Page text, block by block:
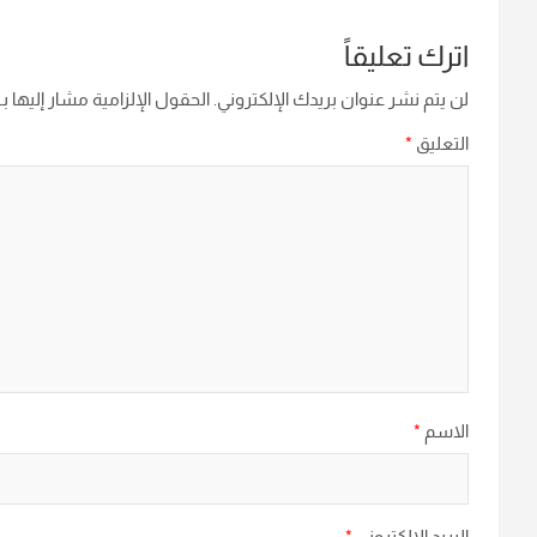
اترك تعليقاً
لن يتم نشر عنوان بريدك الإلكتروني. الحقول الإلزامية مشار إليها
التعليق *
الاسم *